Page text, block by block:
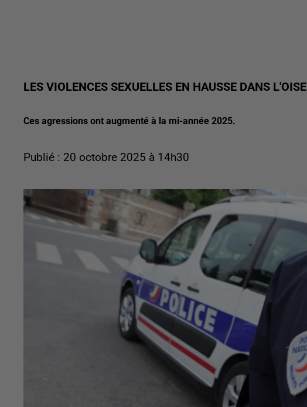
LES VIOLENCES SEXUELLES EN HAUSSE DANS L'OISE
Ces agressions ont augmenté à la mi-année 2025.
Publié : 20 octobre 2025 à 14h30